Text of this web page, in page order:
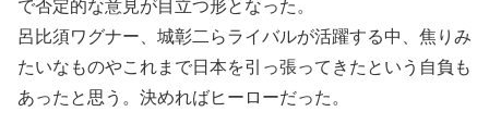
で否定的な意見が目立つ形となった。
呂比須ワグナー、城彰二らライバルが活躍する中、焦りみ
たいなものやこれまで日本を引っ張ってきたという自負も
あったと思う。決めればヒーローだった。